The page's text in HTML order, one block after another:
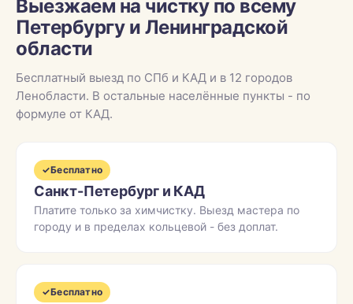
Выезжаем на чистку по всему
Петербургу и Ленинградской
области
Бесплатный выезд по СПб и КАД и в 12 городов
Ленобласти. В остальные населённые пункты - по
формуле от КАД.
✓Бесплатно
Санкт-Петербург и КАД
Платите только за химчистку. Выезд мастера по
городу и в пределах кольцевой - без доплат.
✓Бесплатно